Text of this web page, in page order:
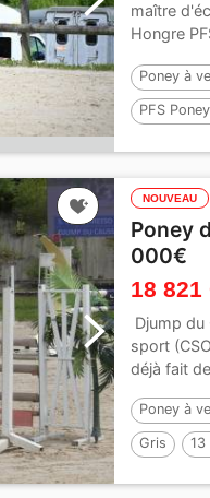
maître
Hongre
Poney à
PFS
NOUVEAU
Poney
000€
18 821
Djump du
sport
déjà fait
Poney à
Gris 13